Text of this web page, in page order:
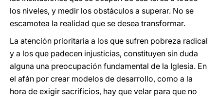
los niveles, y medir los obstáculos a su­perar. No se
escamotea la realidad que se desea transformar.
La atención prioritaria a los que sufren pobreza radical
y a los que padecen injusticias, constituyen sin duda
alguna una preocupación fundamental de la Iglesia. En
el afán por crear modelos de desarrollo, como a la
hora de exigir sacrificios, hay que velar para que no